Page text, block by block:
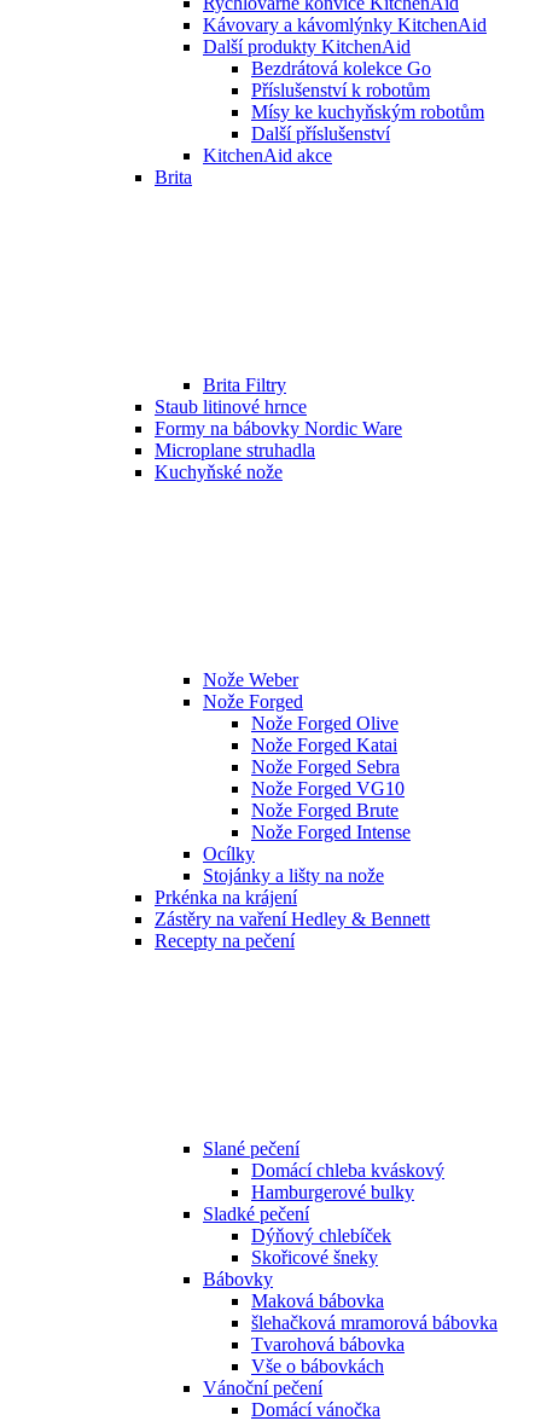
Kávovary a kávomlýnky KitchenAid
Další produkty KitchenAid
Bezdrátová kolekce Go
Příslušenství k robotům
Mísy ke kuchyňským robotům
Další příslušenství
KitchenAid akce
Brita
Brita Filtry
Staub litinové hrnce
Formy na bábovky Nordic Ware
Microplane struhadla
Kuchyňské nože
Nože Weber
Nože Forged
Nože Forged Olive
Nože Forged Katai
Nože Forged Sebra
Nože Forged VG10
Nože Forged Brute
Nože Forged Intense
Ocílky
Stojánky a lišty na nože
Prkénka na krájení
Zástěry na vaření Hedley & Bennett
Recepty na pečení
Slané pečení
Domácí chleba kváskový
Hamburgerové bulky
Sladké pečení
Dýňový chlebíček
Skořicové šneky
Bábovky
Maková bábovka
šlehačková mramorová bábovka
Tvarohová bábovka
Vše o bábovkách
Vánoční pečení
Domácí vánočka